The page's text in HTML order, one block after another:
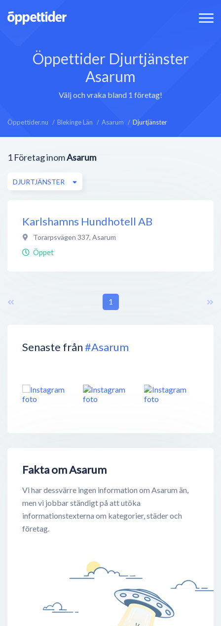
Öppettider Djurtjänster
Asarum
Välj och vraka bland 1 företag!
Öppettider.nu Blekinge Län Asarum Djurtjänster
Senaste från#Asarum
Fakta om Asarum
Vi har dessvärre ingen information om Asarum än,
men vi jobbar ständigt på att utöka
informationstexterna om kategorier, städer och
företag.
1 Företag inomAsarum
DJURTJÄNSTER
Karlshamns Hundhotell AB
Torarpsvägen 337, Asarum
Öppet
1